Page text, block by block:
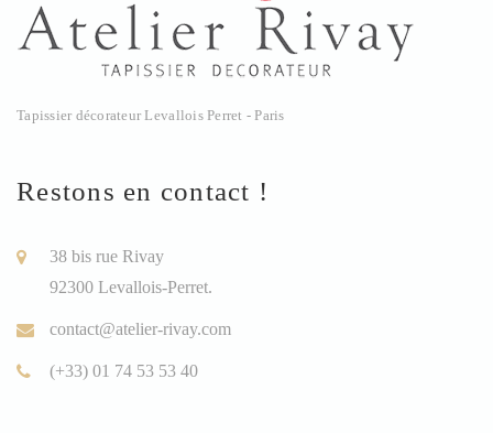
Tapissier décorateur Levallois Perret - Paris
Restons en contact !
38 bis rue Rivay
92300 Levallois-Perret.
contact@atelier-rivay.com
(+33) 01 74 53 53 40